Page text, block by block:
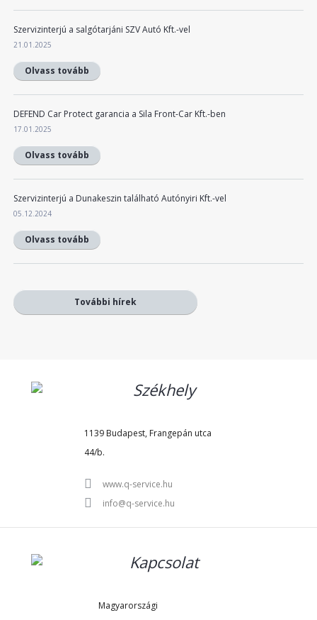
Szervizinterjú a salgótarjáni SZV Autó Kft.-vel
21.01.2025
Olvass tovább
DEFEND Car Protect garancia a Sila Front-Car Kft.-ben
17.01.2025
Olvass tovább
Szervizinterjú a Dunakeszin található Autónyiri Kft.-vel
05.12.2024
Olvass tovább
További hírek
1139 Budapest, Frangepán utca
44/b.
www.q-service.hu
info@q-service.hu
Magyarországi